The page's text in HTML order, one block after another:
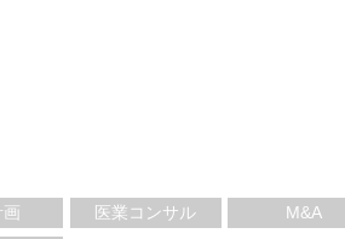
医業コンサル
M&A